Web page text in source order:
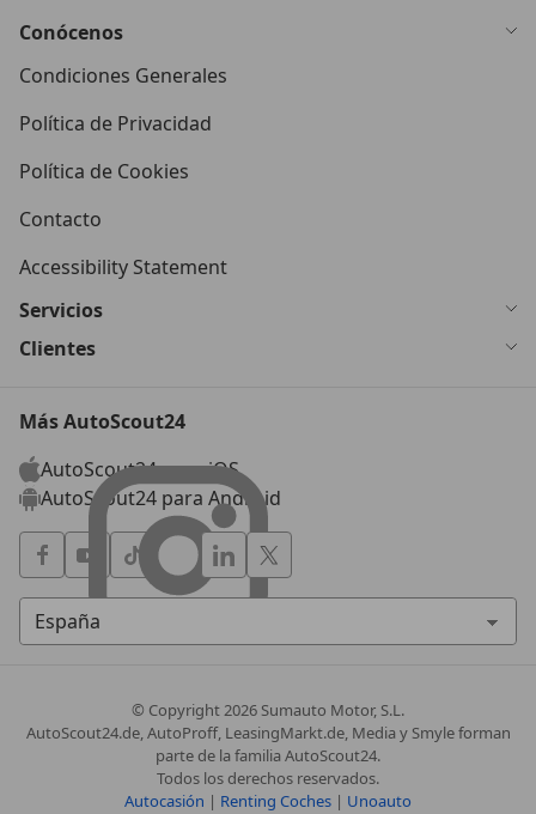
Conócenos
Condiciones Generales
Política de Privacidad
Política de Cookies
Contacto
Accessibility Statement
Servicios
Clientes
Más AutoScout24
AutoScout24 para iOS
AutoScout24 para Android
© Copyright2026 Sumauto Motor, S.L.
AutoScout24.de, AutoProff, LeasingMarkt.de, Media y Smyle forman
parte de la familia AutoScout24.
Todos los derechos reservados.
Autocasión | Renting Coches | Unoauto